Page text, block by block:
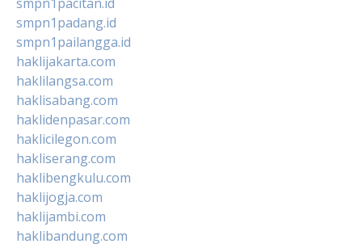
smpn1padang.id
smpn1pailangga.id
haklijakarta.com
haklilangsa.com
haklisabang.com
haklidenpasar.com
haklicilegon.com
hakliserang.com
haklibengkulu.com
haklijogja.com
haklijambi.com
haklibandung.com